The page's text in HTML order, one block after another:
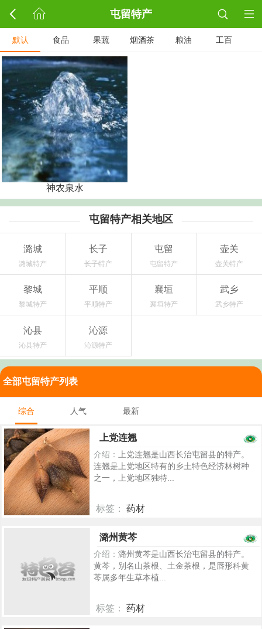
屯留特产
默认 食品 果蔬 烟酒茶 粮油 工百
神农泉水
屯留特产相关地区
潞城
潞城特产
长子
长子特产
屯留
屯留特产
壶关
壶关特产
黎城
黎城特产
平顺
平顺特产
襄垣
襄垣特产
武乡
武乡特产
沁县
沁县特产
沁源
沁源特产
全部屯留特产列表
综合 人气 最新
上党连翘
介绍： 上党连翘是山西长治屯留县的特产。
连翘是上党地区特有的乡土特色经济林树种
之一，上党地区独特...
标签： 药材
潞州黄芩
介绍： 潞州黄芩是山西长治屯留县的特产。
黄芩，别名山茶根、土金茶根，是唇形科黄
芩属多年生草本植...
标签： 药材